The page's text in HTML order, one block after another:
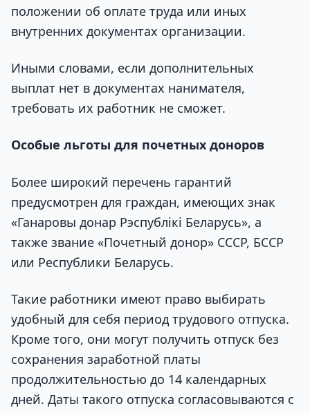
положении об оплате труда или иных
внутренних документах организации.
Иными словами, если дополнительных
выплат нет в документах нанимателя,
требовать их работник не сможет.
Особые льготы для почетных доноров
Более широкий перечень гарантий
предусмотрен для граждан, имеющих знак
«Ганаровы донар Рэспублікі Беларусь», а
также звание «Почетный донор» СССР, БССР
или Республики Беларусь.
Такие работники имеют право выбирать
удобный для себя период трудового отпуска.
Кроме того, они могут получить отпуск без
сохранения заработной платы
продолжительностью до 14 календарных
дней. Даты такого отпуска согласовываются с